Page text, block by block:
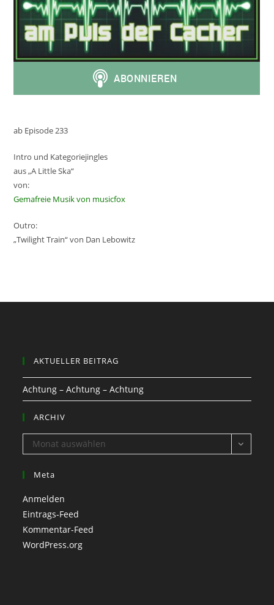
ab Episode 233
Intro und Kategoriejingles
aus „A Little Ska“
von:
Gemafreie Musik von musicfox
Outro:
„Twilight Train“ von Dan Lebowitz
AKTUELLER BEITRAG
Achtung – Achtung – Achtung
ARCHIV
ARCHIV
Monat auswählen
Meta
Anmelden
Eintrags-Feed
Kommentar-Feed
WordPress.org